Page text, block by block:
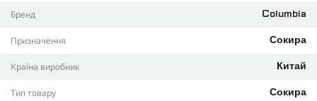
ХАРАКТЕРИСТИКИ:
Матеріал рукоятки: посилений пластик із протиковзким
Бренд Columbia
Призначення Сокира
Країна виробник Китай
Тип товару Сокира